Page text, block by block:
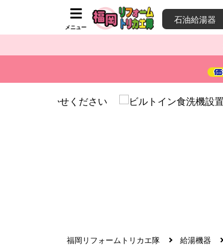
メニュー
福岡リフォームトリカエ隊 給湯機器